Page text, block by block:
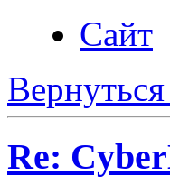
Сайт
Re: